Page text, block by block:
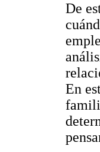
De
En